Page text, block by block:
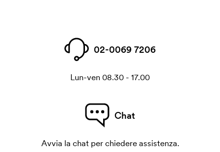
02-0069 7206
Lun-ven 08.30 - 17.00
Chat
Avvia la chat per chiedere assistenza.